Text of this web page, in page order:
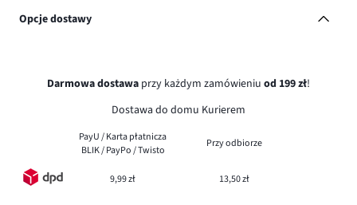
Opcje dostawy
Darmowa dostawa przy każdym zamówieniu od 199 zł!
Dostawa do domu Kurierem
PayU / Karta płatnicza
BLIK / PayPo / Twisto
Przy odbiorze
9,99 zł 13,50 zł